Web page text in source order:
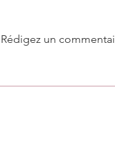
Rédigez un